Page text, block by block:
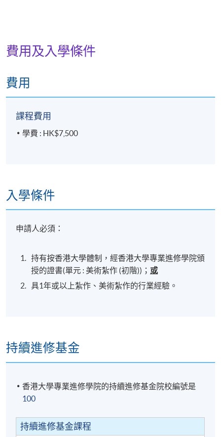
地點
費用及入學條件
費用
課程費用
學費 : HK$7,500
入學條件
申請人必須：
持有按香港大學體制，經香港大學專業進修學院頒
授的證書(單元 : 美術紮作 (初階))； 或
具1年或以上紮作、美術紮作的行業經驗。
持續進修基金
香港大學專業進修學院的持續進修基金院校編號是
100
持續進修基金課程